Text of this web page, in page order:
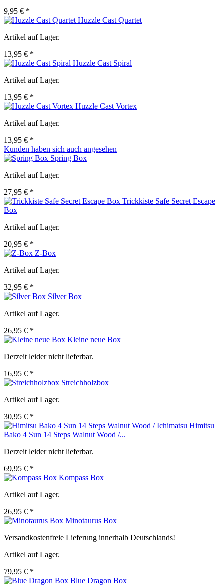
9,95 € *
Huzzle Cast Quartet
Artikel auf Lager.
13,95 € *
Huzzle Cast Spiral
Artikel auf Lager.
13,95 € *
Huzzle Cast Vortex
Artikel auf Lager.
13,95 € *
Kunden haben sich auch angesehen
Spring Box
Artikel auf Lager.
27,95 € *
Trickkiste Safe Secret Escape
Box
Artikel auf Lager.
20,95 € *
Z-Box
Artikel auf Lager.
32,95 € *
Silver Box
Artikel auf Lager.
26,95 € *
Kleine neue Box
Derzeit leider nicht lieferbar.
16,95 € *
Streichholzbox
Artikel auf Lager.
30,95 € *
Himitsu
Bako 4 Sun 14 Steps Walnut Wood /...
Derzeit leider nicht lieferbar.
69,95 € *
Kompass Box
Artikel auf Lager.
26,95 € *
Minotaurus Box
Versandkostenfreie Lieferung innerhalb Deutschlands!
Artikel auf Lager.
79,95 € *
Blue Dragon Box